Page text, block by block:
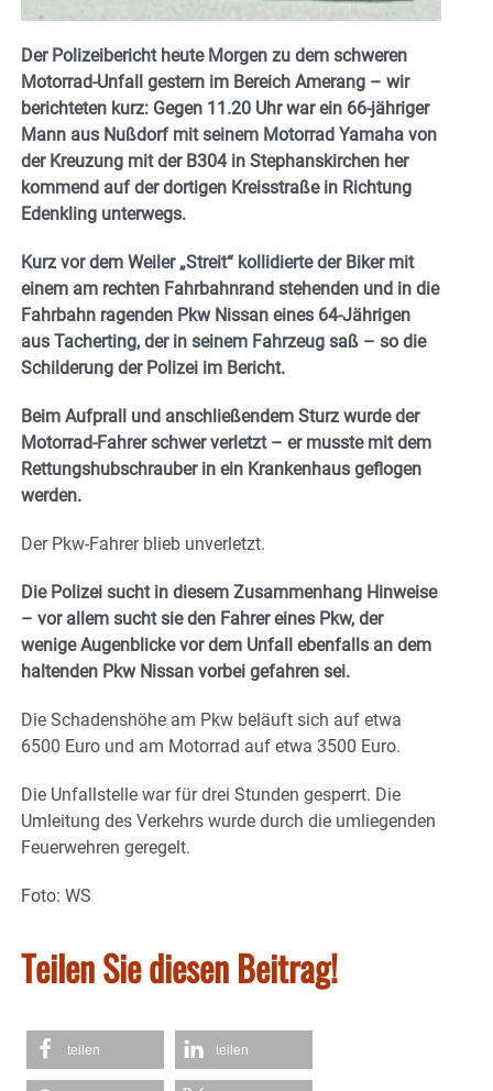
Der Polizeibericht heute Morgen zu dem schweren
Motorrad-Unfall gestern im Bereich Amerang – wir
berichteten kurz: Gegen 11.20 Uhr war ein 66-jähriger
Mann aus Nußdorf mit seinem Motorrad Yamaha von
der Kreuzung mit der B304 in Stephanskirchen her
kommend auf der dortigen Kreisstraße in Richtung
Edenkling unterwegs.
Kurz vor dem Weiler „Streit“ kollidierte der Biker mit
einem am rechten Fahrbahnrand stehenden und in die
Fahrbahn ragenden Pkw Nissan eines 64-Jährigen
aus Tacherting, der in seinem Fahrzeug saß – so die
Schilderung der Polizei im Bericht.
Beim Aufprall und anschließendem Sturz wurde der
Motorrad-Fahrer schwer verletzt – er musste mit dem
Rettungshubschrauber in ein Krankenhaus geflogen
werden.
Der Pkw-Fahrer blieb unverletzt.
Die Polizei sucht in diesem Zusammenhang Hinweise
– vor allem sucht sie den Fahrer eines Pkw, der
wenige Augenblicke vor dem Unfall ebenfalls an dem
haltenden Pkw Nissan vorbei gefahren sei.
Die Schadenshöhe am Pkw beläuft sich auf etwa
6500 Euro und am Motorrad auf etwa 3500 Euro.
Die Unfallstelle war für drei Stunden gesperrt. Die
Umleitung des Verkehrs wurde durch die umliegenden
Feuerwehren geregelt.
Foto: WS
Teilen Sie diesen Beitrag!
teilen teilen